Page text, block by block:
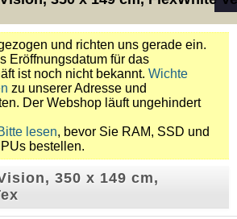
und richten uns gerade ein.
Eröffnungsdatum für das
ist noch nicht bekannt. Wichte
zu unserer Adresse und
Der Webshop läuft ungehindert
lesen, bevor Sie RAM, SSD und
bestellen.
350 x 149 cm,